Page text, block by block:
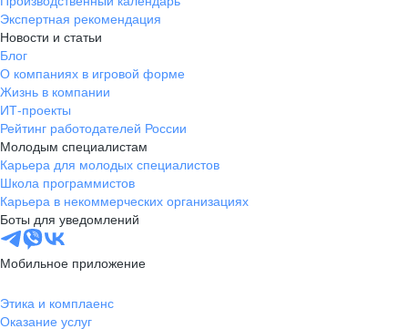
+7 423 202-33-28
pr@dv.hh.ru
Новосибирск
ул. Большевистская, д. 35,
помещение 21
+7 383 207-94-64
pr@nsk.hh.ru
Минск
пр-т Дзержинского, д. 57,
10 этаж, помещение 45-1
pr@rabota.by
Экспертная рекомендация
Новости и статьи
Блог
О компаниях в игровой форме
Жизнь в компании
ИТ-проекты
Рейтинг работодателей России
Молодым специалистам
Карьера для молодых специалистов
Школа программистов
Карьера в некоммерческих организациях
Боты для уведомлений
Мобильное приложение
Этика и комплаенс
Оказание услуг